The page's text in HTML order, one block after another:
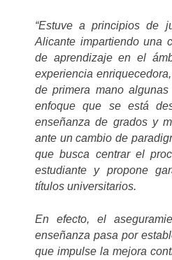
“Estuve a principios de
Alicante impartiendo una
de aprendizaje en el
experiencia
de primera mano
enfoque que se está
enseñanza de grados y
ante un cambio de
que busca centrar el
estudiante y propone
títulos universitarios.
En efecto, el
enseñanza pasa por
que impulse la mejora